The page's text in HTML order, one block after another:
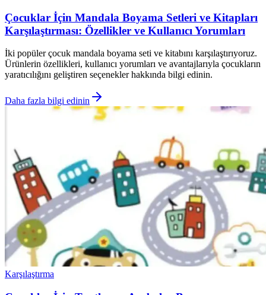
Çocuklar İçin Mandala Boyama Setleri ve Kitapları
Karşılaştırması: Özellikler ve Kullanıcı Yorumları
İki popüler çocuk mandala boyama seti ve kitabını karşılaştırıyoruz.
Ürünlerin özellikleri, kullanıcı yorumları ve avantajlarıyla çocukların
yaratıcılığını geliştiren seçenekler hakkında bilgi edinin.
Daha fazla bilgi edinin
Karşılaştırma